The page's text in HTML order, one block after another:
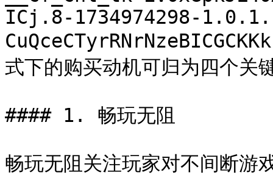
ICj.8-1734974298-
式下的购买动机可归为四个关
#### 1. 畅玩无阻
畅玩无阻关注玩家对不间断游